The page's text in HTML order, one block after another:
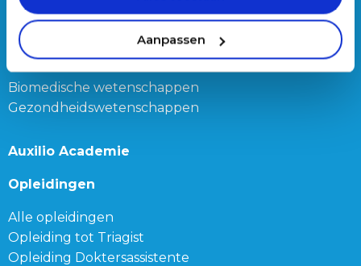
Aanpassen
Onze bijbanen
Junior Triagist
Geneeskunde
Biomedische wetenschappen
Gezondheidswetenschappen
Auxilio Academie
Opleidingen
Alle opleidingen
Opleiding tot Triagist
Opleiding Doktersassistente